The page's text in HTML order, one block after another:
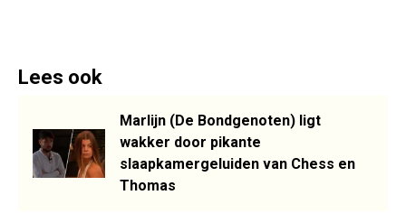
Lees ook
Marlijn (De Bondgenoten) ligt
wakker door pikante
slaapkamergeluiden van Chess en
Thomas